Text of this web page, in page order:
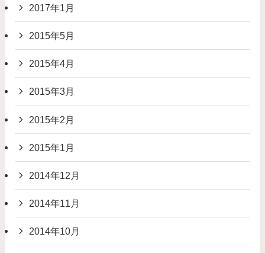
2017年1月
2015年5月
2015年4月
2015年3月
2015年2月
2015年1月
2014年12月
2014年11月
2014年10月